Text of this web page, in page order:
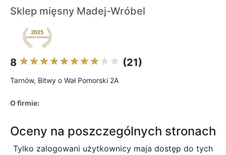
Sklep mięsny Madej-Wróbel
8 (21)
Tarnów, Bitwy o Wał Pomorski 2A
O firmie:
Oceny na poszczególnych stronach
Tylko zalogowani użytkownicy maja dostęp do tych